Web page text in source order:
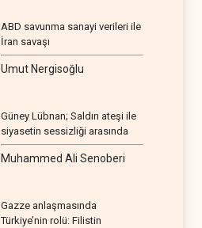
ABD savunma sanayi verileri ile
İran savaşı
Umut Nergisoğlu
Güney Lübnan; Saldırı ateşi ile
siyasetin sessizliği arasında
Muhammed Ali Senoberi
Gazze anlaşmasında
Türkiye’nin rolü: Filistin